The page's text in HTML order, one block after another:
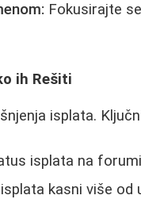
Fokusirajte
ih Rešiti
isplata.
isplata na
kasni više od